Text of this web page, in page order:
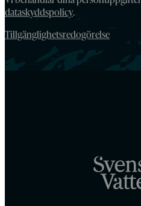
dataskyddspolicy.
Tillgänglighetsredogörelse